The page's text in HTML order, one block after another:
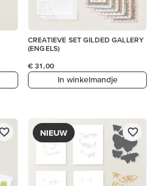
CREATIEVE SET GILDED GALLERY
(ENGELS)
€ 31,00
In winkelmandje
NIEUW